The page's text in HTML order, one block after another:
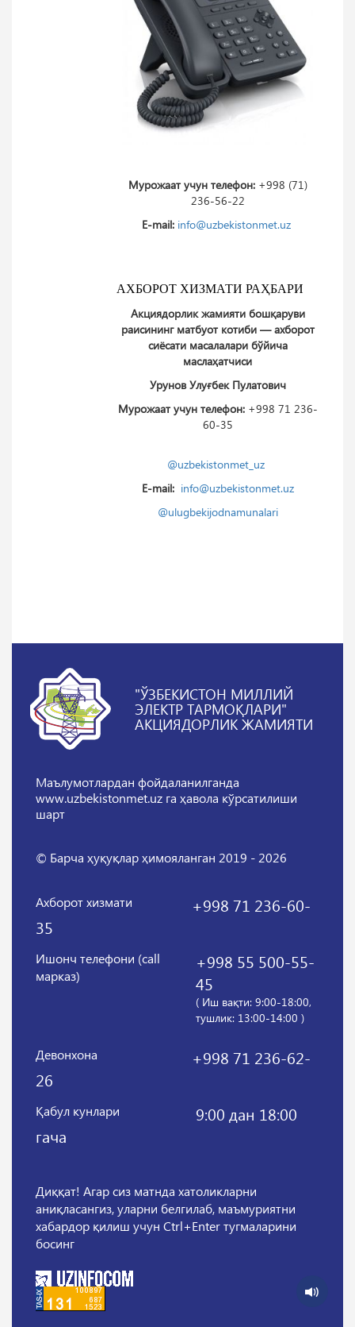
Мурожаат учун телефон:+998 (71)
236-56-22
E-mail: info@uzbekistonmet.uz
АХБОРОТ ХИЗМАТИ РАҲБАРИ
Акциядорлик жамияти бошқаруви
раисининг матбуот котиби ― ахборот
сиёсати масалалари бўйича
маслаҳатчиси
Урунов Улуғбек Пулатович
Мурожаат учун телефон:+998 71 236-
60-35
@uzbekistonmet_uz
E-mail: info@uzbekistonmet.uz
@ulugbekijodnamunalari
"ЎЗБЕКИСТОН МИЛЛИЙ
ЭЛЕКТР ТАРМОҚЛАРИ"
АКЦИЯДОРЛИК ЖАМИЯТИ
Маълумотлардан фойдаланилганда
www.uzbekistonmet.uz га ҳавола кўрсатилиши
шарт
© Барча ҳуқуқлар ҳимояланган 2019 - 2026
Ахборот хизмати
+998 71 236-60-
35
Ишонч телефони (call
марказ)
+998 55 500-55-
45
( Иш вақти: 9:00-18:00,
тушлик: 13:00-14:00 )
Девонхона
+998 71 236-62-
26
Қабул кунлари
9:00 дан 18:00
гача
Диққат! Агар сиз матнда хатоликларни
аниқласангиз, уларни белгилаб, маъмуриятни
хабардор қилиш учун Ctrl+Enter тугмаларини
босинг